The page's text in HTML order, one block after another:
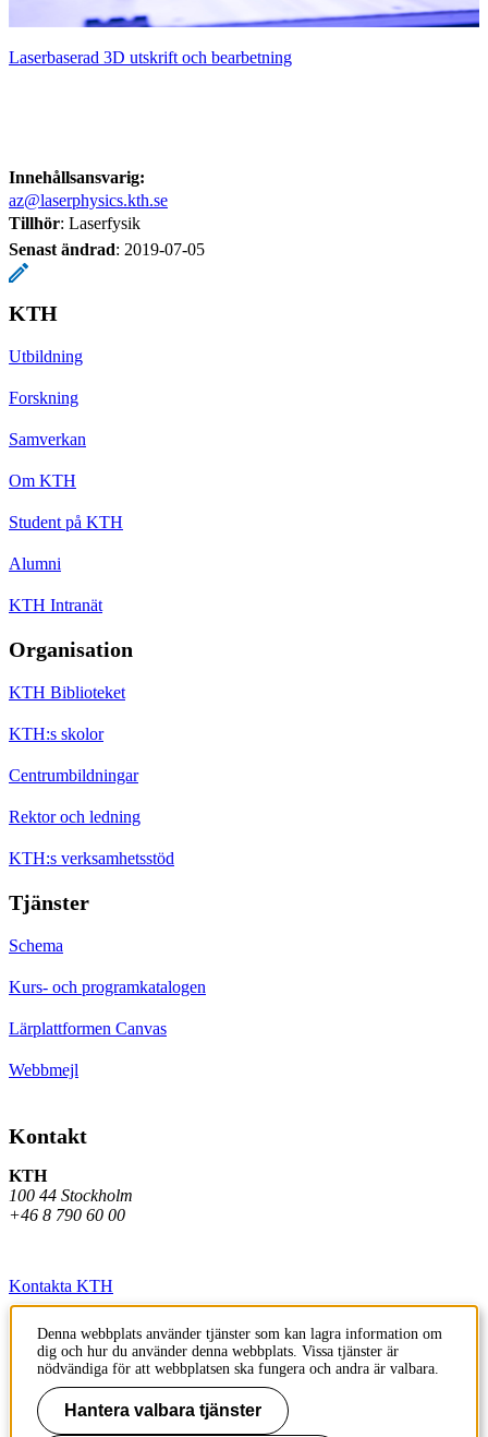
Laserbaserad 3D utskrift och bearbetning
Innehållsansvarig:
az@laserphysics.kth.se
Tillhör: Laserfysik
Senast ändrad: 2019-07-05
KTH
Utbildning
Forskning
Samverkan
Om KTH
Student på KTH
Alumni
KTH Intranät
Organisation
KTH Biblioteket
KTH:s skolor
Centrumbildningar
Rektor och ledning
KTH:s verksamhetsstöd
Tjänster
Schema
Kurs- och programkatalogen
Lärplattformen Canvas
Webbmejl
Kontakt
KTH
100 44 Stockholm
+46 8 790 60 00
Kontakta KTH
Jobba på KTH
Press och media
Faktura och betalning KTH
Denna webbplats använder tjänster som kan lagra information om
dig och hur du använder denna webbplats. Vissa tjänster är
nödvändiga för att webbplatsen ska fungera och andra är valbara.
Hantera valbara tjänster